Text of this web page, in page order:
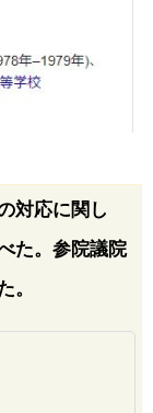
対応に関し
た。参院議院
。